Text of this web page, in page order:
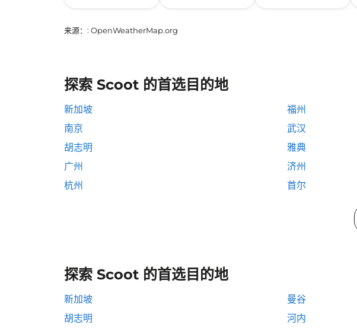
来源： : OpenWeatherMap.org
探索 Scoot 的首选目的地
新加坡 福州
南京
武汉
胡志明
雅典
广州
济州
杭州
首尔
探索 Scoot 的首选目的地
新加坡 曼谷
胡志明
河内